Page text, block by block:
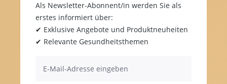
Als Newsletter-Abonnent/in werden Sie als
erstes informiert über:
✔ Exklusive Angebote und Produktneuheiten
✔ Relevante Gesundheitsthemen